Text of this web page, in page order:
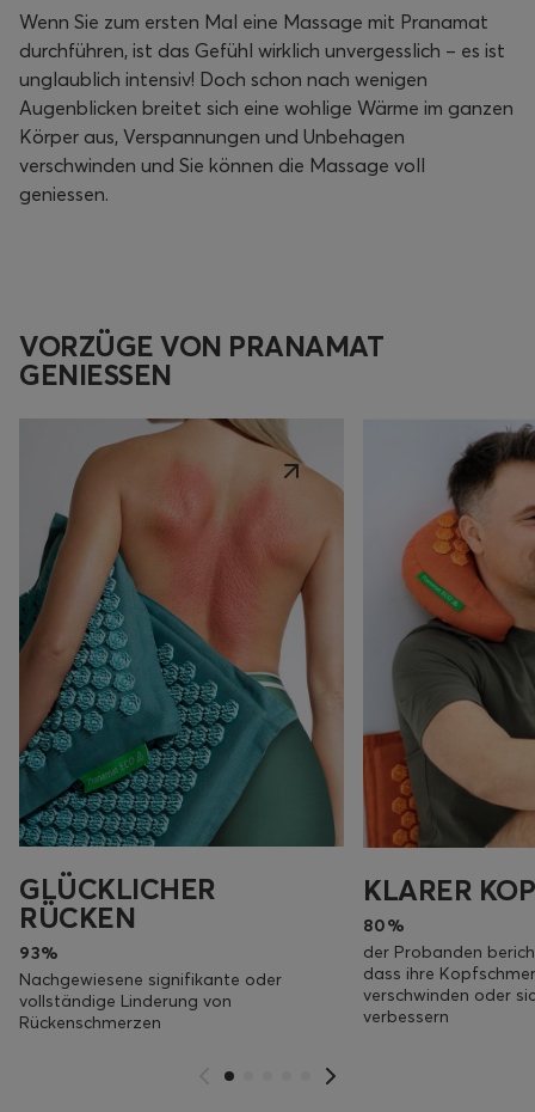
Wenn Sie zum ersten Mal eine Massage mit Pranamat
durchführen, ist das Gefühl wirklich unvergesslich – es ist
unglaublich intensiv! Doch schon nach wenigen
Augenblicken breitet sich eine wohlige Wärme im ganzen
Körper aus, Verspannungen und Unbehagen
verschwinden und Sie können die Massage voll
geniessen.
VORZÜGE VON PRANAMAT
GENIESSEN
GLÜCKLICHER
RÜCKEN
93%
Nachgewiesene signifikante oder
vollständige Linderung von
Rückenschmerzen
KLARER
80%
der Probanden
dass ihre
verschwinden oder
verbessern